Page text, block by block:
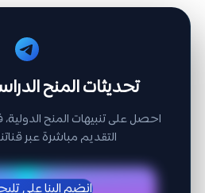
تحديثات المنح
احصل على تنبيهات المنح
التقديم مباشرة عبر